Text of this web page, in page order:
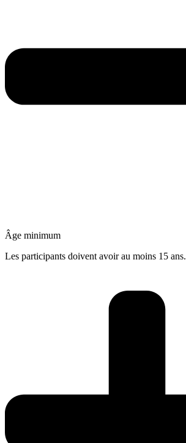
Âge minimum
Les participants doivent avoir au moins 15 ans.